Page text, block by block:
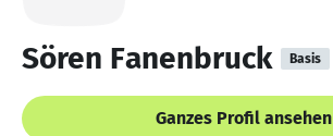
Sören Fanenbruck Basis
Ganzes Profil ansehen